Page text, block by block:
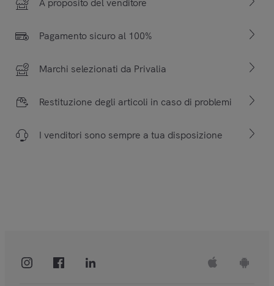
A proposito del venditore
Pagamento sicuro al 100%
Marchi selezionati da Privalia
Restituzione degli articoli in caso di problemi
I venditori sono sempre a tua disposizione